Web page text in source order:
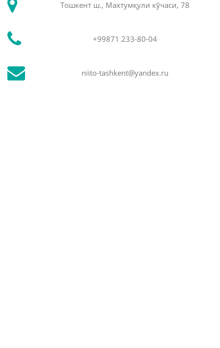
Тошкент ш., Махтумқули кўчаси, 78
+99871 233-80-04
niito-tashkent@yandex.ru